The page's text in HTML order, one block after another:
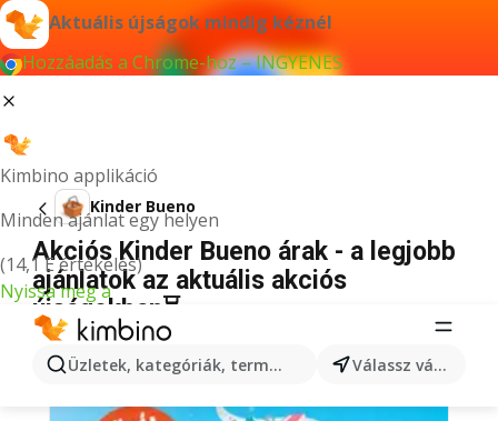
Aktuális újságok mindig kéznél
Hozzáadás a Chrome-hoz – INGYENES
Kimbino applikáció
Minden ajánlat egy helyen
(14,1 E értékelés)
Nyissa meg a
Üzletek, kategóriák, termékek keresése... Válassz várost
Kinder Bueno
Akciós Kinder Bueno árak - a legjobb
ajánlatok az aktuális akciós
újságokban⏳